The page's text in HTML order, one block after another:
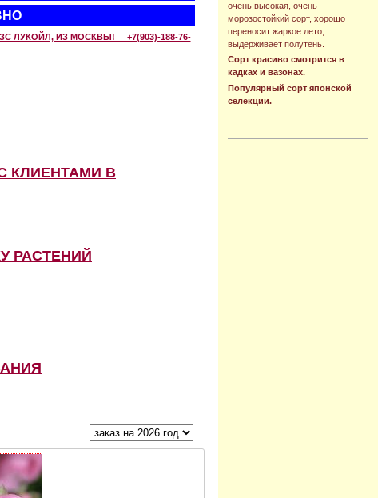
очень высокая, очень
морозостойкий сорт, хорошо
переносит жаркое лето,
выдерживает полутень.
Сорт красиво смотрится в
кадках и вазонах.
Популярный сорт японской
селекции.
ЛУКОЙЛ, ИЗ МОСКВЫ! +7(903)-188-76-
КЛИЕНТАМИ В
РАСТЕНИЙ